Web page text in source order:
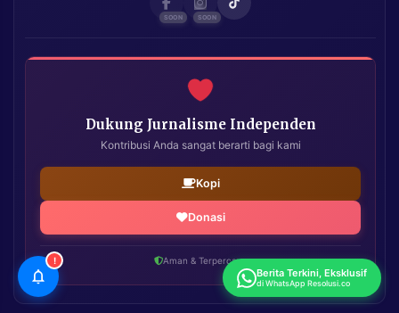
Dukung Jurnalisme Independen
Kontribusi Anda sangat berarti bagi kami
Kopi
Donasi
Aman & Terpercaya
!
Berita Terkini, Eksklusif
di WhatsApp Resolusi.co